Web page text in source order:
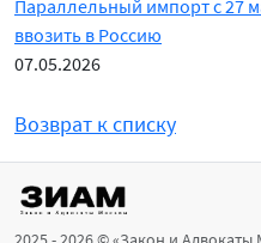
Параллельный импорт с 27
ввозить в Россию
07.05.2026
Возврат к списку